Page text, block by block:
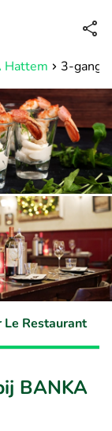
23:00 heures
Hattem 3-
Le Restaurant
BANKA